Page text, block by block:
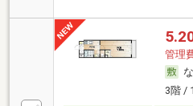
管理
3階 /